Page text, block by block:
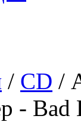
/ CD /
- Bad